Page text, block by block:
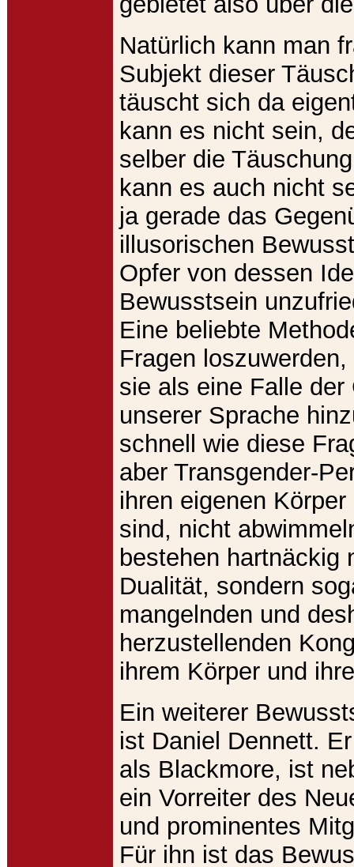
Natürlich kann man
Subjekt dieser
täuscht sich da
kann es nicht sein,
selber die
kann es auch nicht
ja gerade das
illusorischen
Opfer von dessen
Bewusstsein
Eine beliebte
Fragen
sie als eine Falle der
unserer Sprache
schnell wie diese
aber Transgender-
ihren eigenen
sind, nicht
bestehen hartnäckig
Dualität, sondern
mangelnden und
herzustellenden
ihrem Körper und
Ein weiterer
ist Daniel Dennett.
als Blackmore, ist
ein Vorreiter des
und prominentes
Für ihn ist das